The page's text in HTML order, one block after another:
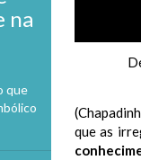
na
que
que as